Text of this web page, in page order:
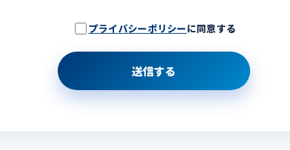
プライバシーポリシーに同意する
送信する